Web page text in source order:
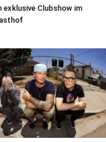
exklusive Clubshow im